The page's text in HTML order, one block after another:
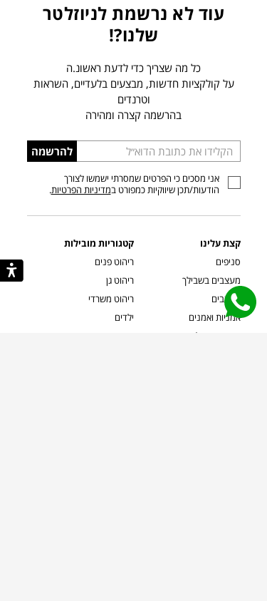
עוד לא נרשמת לניוזלטר
שלנו?!
כל מה שצריך כדי לדעת ראשונ.ה
על קולקציות חדשות, מבצעים בלעדיים, השראות
וטרנדים
בהרשמה קצרה ומהירה
הכניסו
כתובת
דוא”ל
להרשמה
אני מסכים כי הפרטים שמסרתי ישמשו לצורך
הודעות/תכן שיווקיות כמפורט במדיניות הפרטיות.
קצת עלינו
סניפים
מעצבים בשבילך
מעצבים
אמניות ואמנים
קשרי אדריכלים
קטגוריות מובילות
ריהוט פנים
ריהוט גן
ריהוט משרדי
ילדים